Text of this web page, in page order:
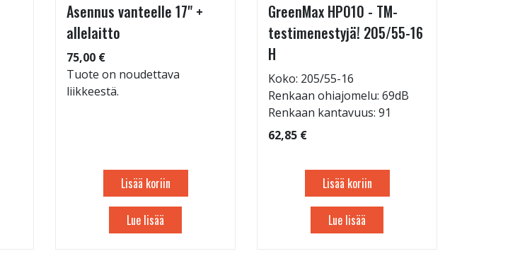
Asennus vanteelle 17" +
allelaitto
75,00 €
Tuote on noudettava
liikkeestä.
Lisää koriin
Lue lisää
GreenMax HP010 - TM-
testimenestyjä! 205/55-16
H
Koko: 205/55-16
Renkaan ohiajomelu: 69dB
Renkaan kantavuus: 91
62,85 €
Lisää koriin
Lue lisää